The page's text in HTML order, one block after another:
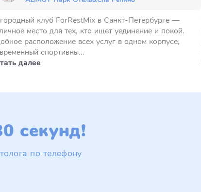
клуб ForRestMix в Санкт-Петербурге —
место для тех, кто ищет уединение и покой.
расположение всех услуг в одном корпусе,
спортивны...
далее
секунд!
по телефону